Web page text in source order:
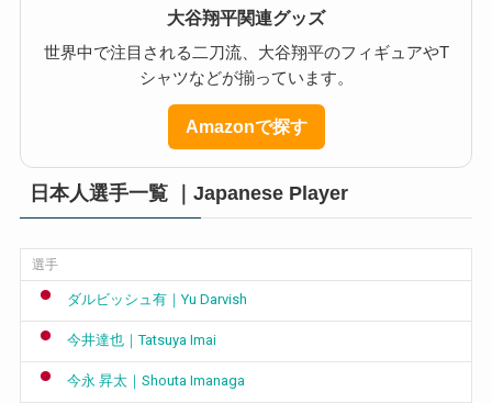
大谷翔平関連グッズ
世界中で注目される二刀流、大谷翔平のフィギュアやT
シャツなどが揃っています。
Amazonで探す
日本人選手一覧 ｜Japanese Player
選手
ダルビッシュ有｜Yu Darvish
今井達也｜Tatsuya Imai
今永 昇太｜Shouta Imanaga